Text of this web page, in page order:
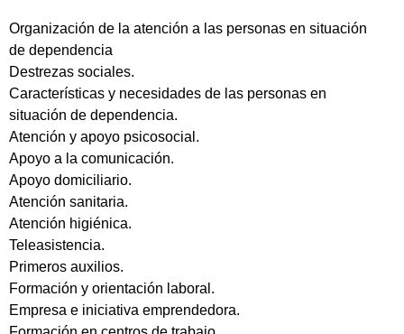
Organización de la atención a las personas en situación
de dependencia
Destrezas sociales.
Características y necesidades de las personas en
situación de dependencia.
Atención y apoyo psicosocial.
Apoyo a la comunicación.
Apoyo domiciliario.
Atención sanitaria.
Atención higiénica.
Teleasistencia.
Primeros auxilios.
Formación y orientación laboral.
Empresa e iniciativa emprendedora.